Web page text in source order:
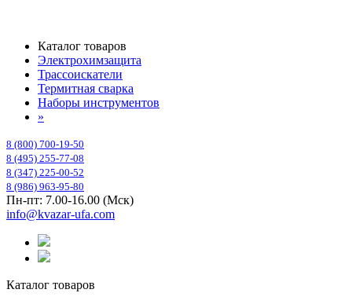
Каталог товаров
Электрохимзащита
Трассоискатели
Термитная сварка
Наборы инструментов
»
8 (800) 700-19-50
8 (495) 255-77-08
8 (347) 225-00-52
8 (986) 963-95-80
Пн-пт: 7.00-16.00 (Мск)
info@kvazar-ufa.com
Каталог товаров